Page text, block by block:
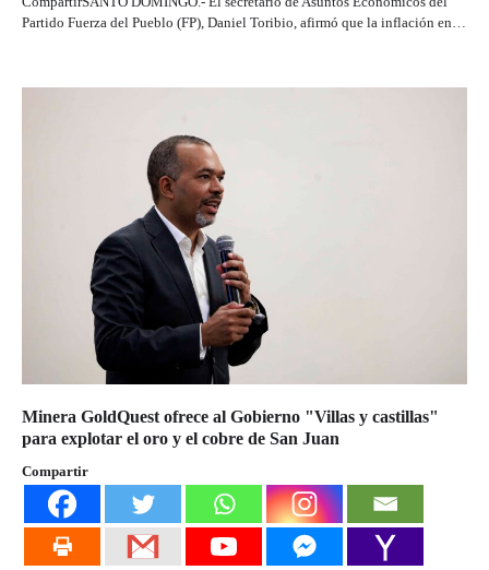
Partido Fuerza del Pueblo (FP), Daniel Toribio, afirmó que la inflación en…
Minera GoldQuest ofrece al Gobierno "Villas y castillas"
para explotar el oro y el cobre de San Juan
Compartir